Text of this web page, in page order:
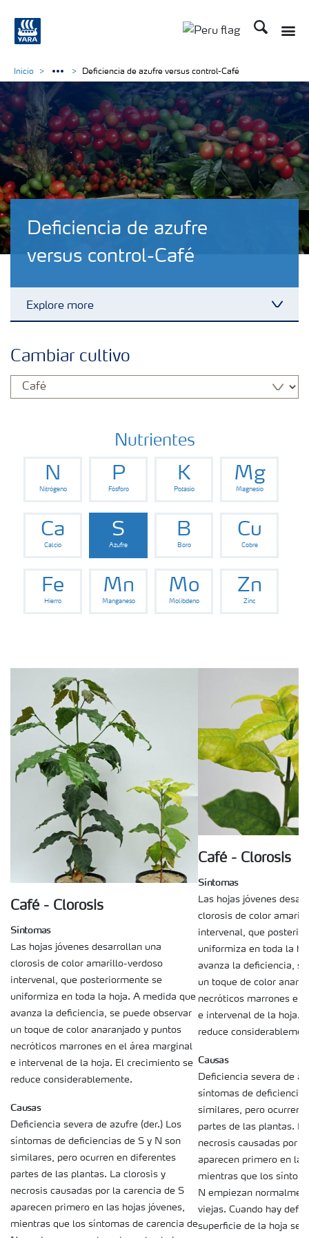
Buscar
Deficiencia de azufre
versus control-Café
Explore more
Portafolio de Agricultura Digital
Almacenaje y manejo de fertilizantes
Soluciones por cultivos
Deficiencias
Inicio Deficiencia de azufre versus control-Café
Cambiar cultivo
Nutrientes
N
Nitrógeno
P
Fósforo
K
Potasio
Mg
Magnesio
Ca
Calcio
S
Azufre
B
Boro
Cu
Cobre
Fe
Hierro
Mn
Manganeso
Mo
Molibdeno
Zn
Zinc
Café - Clorosis
Síntomas
Las hojas jóvenes desarrollan una
clorosis de color amarillo-verdoso
intervenal, que posteriormente se
uniformiza en toda la hoja. A medida que
avanza la deficiencia, se puede observar
un toque de color anaranjado y puntos
necróticos marrones en el área marginal
e intervenal de la hoja. El crecimiento se
reduce considerablemente.
Causas
Deficiencia severa de azufre (der.) Los
síntomas de deficiencias de S y N son
similares, pero ocurren en diferentes
partes de las plantas. La clorosis y
necrosis causadas por la carencia de S
aparecen primero en las hojas jóvenes,
mientras que los síntomas de carencia de
Café - Clorosis
Síntomas
Las hojas jóvenes
clorosis de color
intervenal, que
uniformiza en toda la
avanza la deficiencia,
un toque de color
necróticos marrones en
e intervenal de la hoja.
reduce
Causas
Deficiencia severa de
síntomas de
similares, pero ocurren
partes de las plantas.
necrosis causadas por
aparecen primero en las
mientras que los
N empiezan
viejas. Cuando hay
superficie de la hoja se